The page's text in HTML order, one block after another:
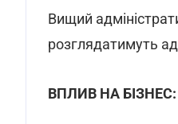
Вищий
розглядатимуть
ВПЛИВ НА БІЗНЕС: